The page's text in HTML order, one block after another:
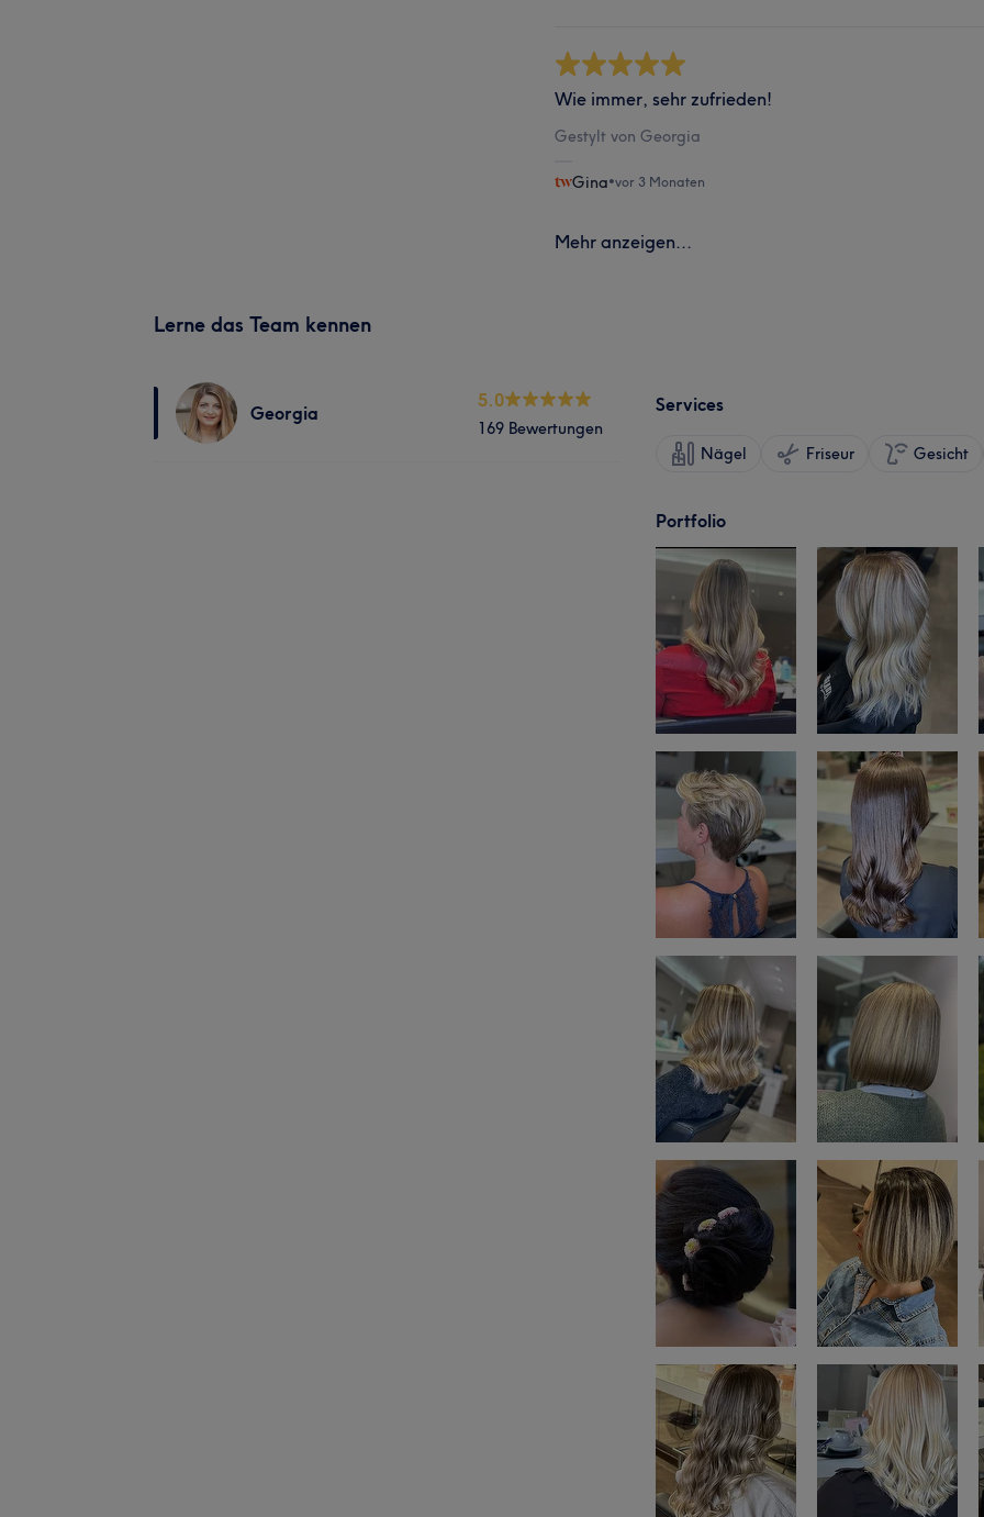
Wie immer, sehr zufrieden!
Gestylt von Georgia
Gina•vor 3 Monaten
Mehr anzeigen...
Lerne das Team kennen
Georgia
5.0
169 Bewertungen
Services
Nägel Friseur Gesicht
Portfolio